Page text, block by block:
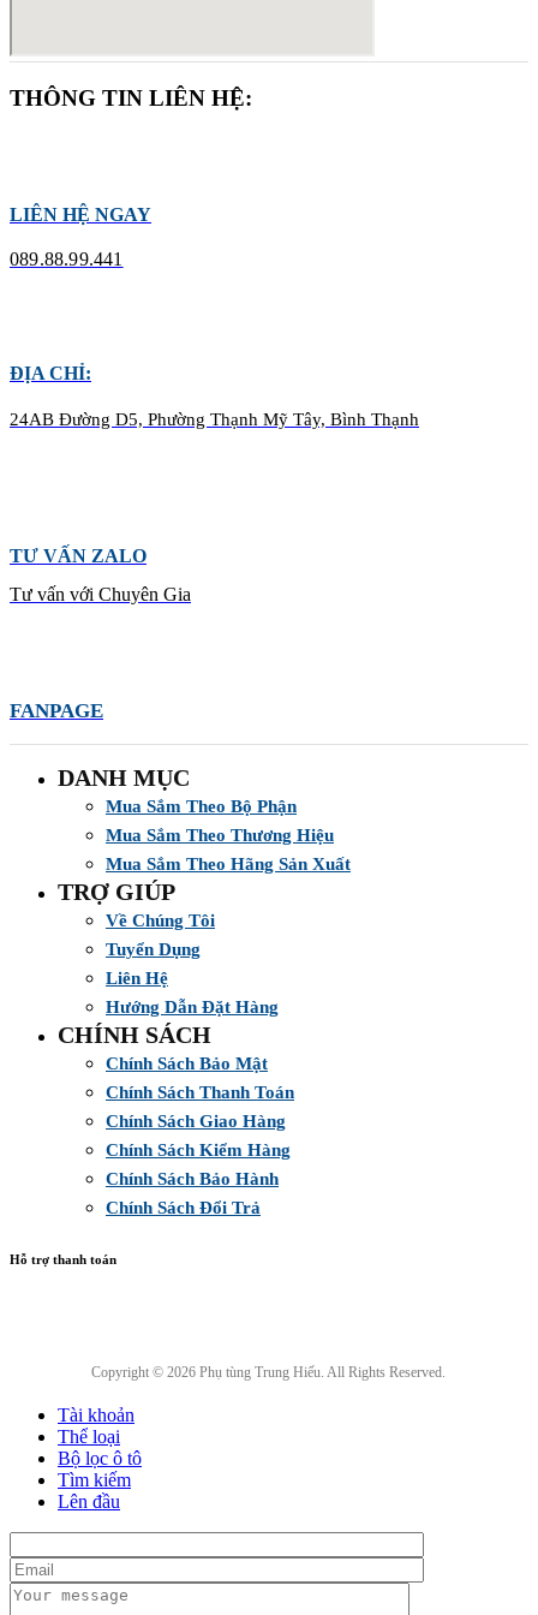
THÔNG TIN LIÊN HỆ:
LIÊN HỆ NGAY
089.88.99.441
ĐỊA CHỈ:
24AB Đường D5, Phường Thạnh Mỹ Tây, Bình Thạnh
TƯ VẤN ZALO
Tư vấn với Chuyên Gia
FANPAGE
DANH MỤC
Mua Sắm Theo Bộ Phận
Mua Sắm Theo Thương Hiệu
Mua Sắm Theo Hãng Sản Xuất
TRỢ GIÚP
Về Chúng Tôi
Tuyển Dụng
Liên Hệ
Hướng Dẫn Đặt Hàng
CHÍNH SÁCH
Chính Sách Bảo Mật
Chính Sách Thanh Toán
Chính Sách Giao Hàng
Chính Sách Kiểm Hàng
Chính Sách Bảo Hành
Chính Sách Đổi Trả
Hỗ trợ thanh toán
Copyright © 2026 Phụ tùng Trung Hiếu. All Rights Reserved.
Tài khoản
Thể loại
Bộ lọc ô tô
Tìm kiếm
Lên đầu